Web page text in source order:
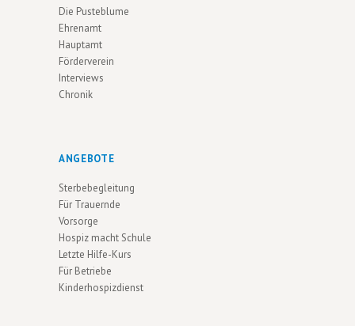
Die Pusteblume
Ehrenamt
Hauptamt
Förderverein
Interviews
Chronik
ANGEBOTE
Sterbebegleitung
Für Trauernde
Vorsorge
Hospiz macht Schule
Letzte Hilfe-Kurs
Für Betriebe
Kinderhospizdienst